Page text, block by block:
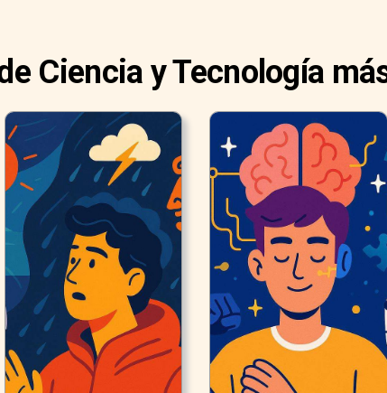
Ciencia y Tecnología